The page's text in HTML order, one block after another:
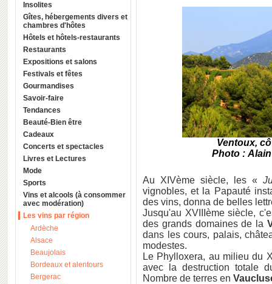
Insolites
Gîtes, hébergements divers et
chambres d'hôtes
Hôtels et hôtels-restaurants
Restaurants
Expositions et salons
Festivals et fêtes
Gourmandises
Savoir-faire
Tendances
Beauté-Bien être
Cadeaux
Concerts et spectacles
Livres et Lectures
Mode
Sports
Vins et alcools (à consommer
avec modération)
Les vins par région
Ardèche
Alsace
Beaujolais
Bordeaux et alentours
Bergerac
Ventoux,
Photo :
Au XIVème siècle, les «
vignobles, et la Papauté
des vins, donna de belles
Jusqu'au XVIIIème siècle,
des grands domaines de la
dans les cours, palais,
modestes.
Le Phylloxera, au milieu du
avec la destruction totale
Nombre de terres en